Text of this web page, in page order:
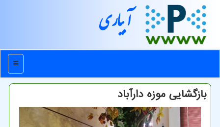
آبیاری
منو
بازگشایی موزه دارآباد